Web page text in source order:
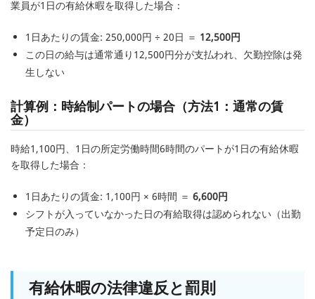
業員が1日の有給休暇を取得した場合：
1日あたりの賃金: 250,000円 ÷ 20日 ＝ 12,500円
この日の給与は通常通り12,500円分が支払われ、欠勤控除は発
生しない
計算例：時給制パートの場合（方法1：通常の賃
金）
時給1,100円、1日の所定労働時間6時間のパートが1日の有給休暇
を取得した場合：
1日あたりの賃金: 1,100円 × 6時間 ＝ 6,600円
シフトが入っていなかった日の有給取得は認められない（出勤
予定日のみ）
有給休暇の法律違反と罰則